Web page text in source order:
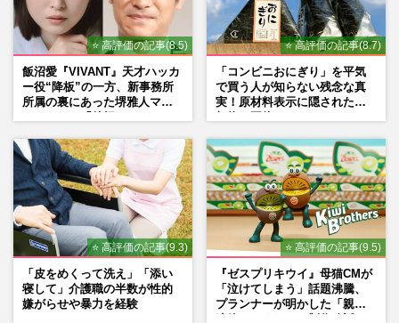
⭐ 高評価の記事(8.5)
飯沼愛『VIVANT』天才ハッカ
ー役“降板”の一方、新事務所
所属の裏にあった堺雅人マネ
⭐ 高評価の記事(8.7)
「コンビニおにぎり」を平気
で買う人が知らない残念な真
実！原材料表示に隠された添
⭐ 高評価の記事(9.3)
「皮をめくって洗え」「添い
寝して」介護職の半数が性的
嫌がらせや暴力を経験
⭐ 高評価の記事(9.5)
『ゼスプリキウイ』母猫CMが
「泣けてしまう」話題沸騰、
プランナーが明かした「親に